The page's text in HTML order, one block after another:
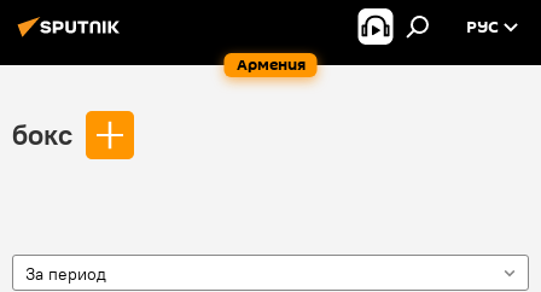
Армения
РУС
бокс
За период